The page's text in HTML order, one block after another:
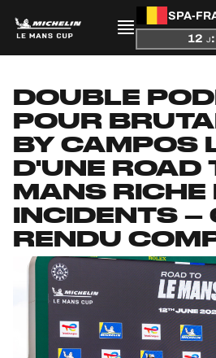
SPA-
12 J:
ACTUALITÉS
SAISON
CLASSEMENTS
RÉSULTATS
PARTICIPANTS
DOUBLE
POUR
BY CAMPOS
D'UNE ROAD
MANS RICHE
INCIDENTS –
RENDU